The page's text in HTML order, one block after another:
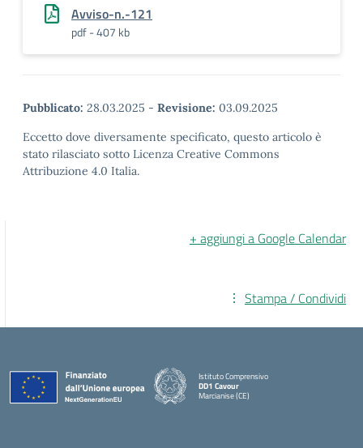
Avviso-n.-121
pdf - 407 kb
Pubblicato: 28.03.2025 - Revisione: 03.09.2025
Eccetto dove diversamente specificato, questo articolo è
stato rilasciato sotto Licenza Creative Commons
Attribuzione 4.0 Italia.
+ aggiungi a Google Calendar
Stampa / Condividi
Istituto Comprensivo
DD1 Cavour
Marcianise (CE)